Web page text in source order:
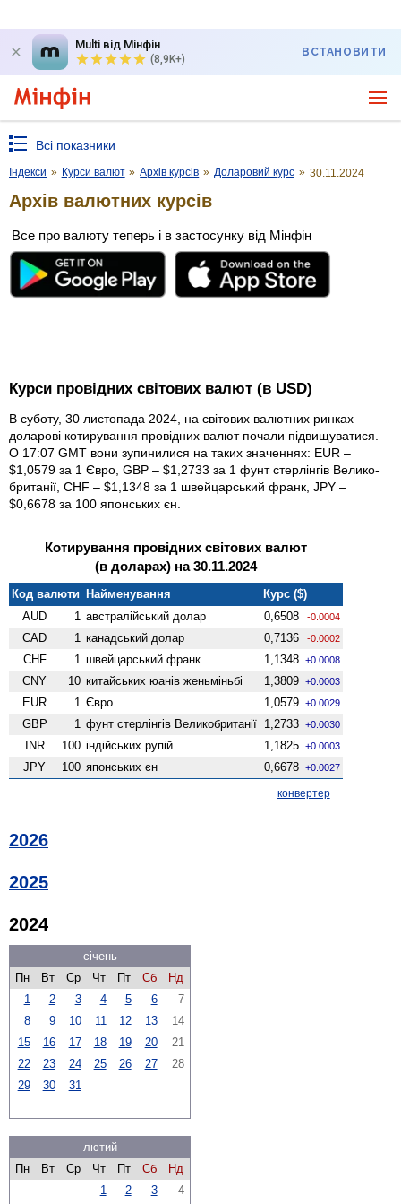
Multi від Мінфін
(8,9K+)
ВСТАНОВИТИ
Всі показники
Індекси » Курси валют » Архів курсів » Доларовий курс » 30.11.2024
Архів валютних курсів
Все про валюту теперь і в застосунку від Мінфін
Курси провідних світових валют (в USD)
В суботу, 30 листопада 2024, на світових валютних ринках
доларові котирування провідних валют почали підвищуватися.
О 17:07 GMT вони зупинилися на таких значеннях: EUR –
$1,0579 за 1 Євро, GBP – $1,2733 за 1 фунт стерлінгів Велико­
британії, CHF – $1,1348 за 1 швейцарський франк, JPY –
$0,6678 за 100 японських єн.
Котирування провідних світових валют
(в доларах) на 30.11.2024
Код валюти Найменування
Курс ($)
AUD
1 австралійський долар 0,6508 -0.0004
CAD 1 канадський долар 0,7136 -0.0002
CHF 1 швейцарський франк 1,1348 +0.0008
CNY 10 китайських юанів женьмiньбi 1,3809 +0.0003
EUR 1 Євро 1,0579 +0.0029
GBP 1 фунт стерлінгів Велико­британії 1,2733 +0.0030
INR 100 індійських рупій 1,1825 +0.0003
JPY 100 японських єн 0,6678 +0.0027
конвертер
2026
2025
2024
січень
Пн
Вт Ср Чт Пт Сб
Нд
1
2 3 4 5 6
7
8
9 10 11 12 13
14
15
16 17 18 19 20
21
22
23 24 25 26 27
28
29
30 31
лютий
Пн
Вт Ср Чт Пт Сб
Нд
1
2 3
4